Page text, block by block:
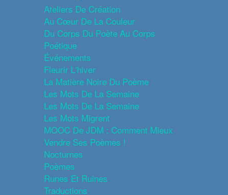
Ateliers De Création
Au Cœur De La Couleur
Du Corps Du Poète Au Corps
Poétique
Événements
Fleurir L'hiver
La Matière Noire Du Poème
Les Mots De La Semaine
Les Mots De La Semaine
Les Mots Migrent
MOOC De JDM : Comment Mieux
Vendre Ses Poèmes !
Nocturnes
Poèmes
Runes Et Ruines
Traductions